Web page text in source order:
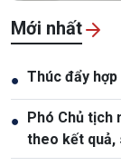
Mới nhất
● Thúc đẩy
● Phó Chủ tịch
theo kết quả,